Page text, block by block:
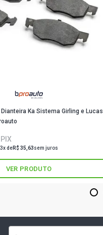
Ka Sistema Girling e Lucas
deR$ 35,63sem juros
VER PRODUTO
1